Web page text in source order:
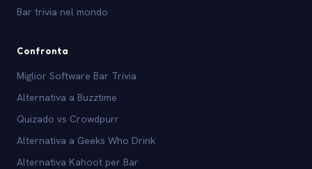
Bar trivia nel mondo
Confronta
Miglior Software Bar Trivia
Alternativa a Buzztime
Quizado vs Crowdpurr
Alternativa a Geeks Who Drink
Alternativa Kahoot per Bar